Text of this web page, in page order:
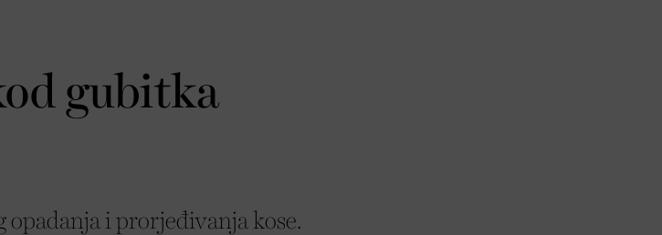
gubitka
opadanja i prorjeđivanja kose.